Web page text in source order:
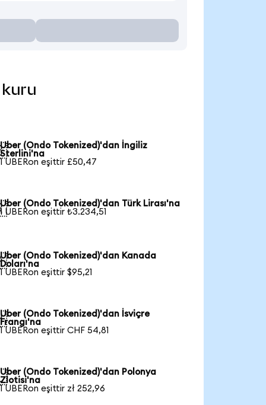
Uber (Ondo Tokenized)'dan İngiliz
Sterlini'na
1 UBERon eşittir £50,47
Uber (Ondo Tokenized)'dan Türk Lirası'na
1 UBERon eşittir ₺3.234,51
Uber (Ondo Tokenized)'dan Kanada
Doları'na
1 UBERon eşittir $95,21
Uber (Ondo Tokenized)'dan İsviçre
Frangı'na
1 UBERon eşittir CHF 54,81
Uber (Ondo Tokenized)'dan Polonya
Zlotisi'na
1 UBERon eşittir zł 252,96